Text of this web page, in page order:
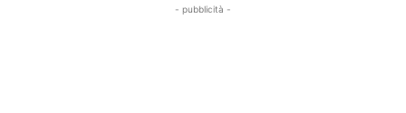
- pubblicità -